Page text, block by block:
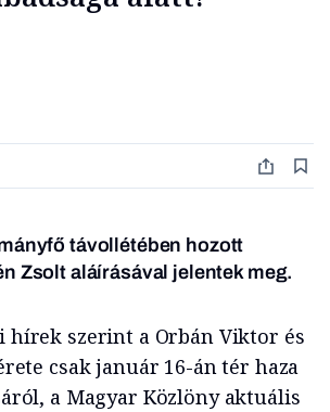
távollétében hozott
Zsolt aláírásával jelentek meg.
hírek szerint a Orbán Viktor és
csak január 16-án tér haza
a Magyar Közlöny aktuális